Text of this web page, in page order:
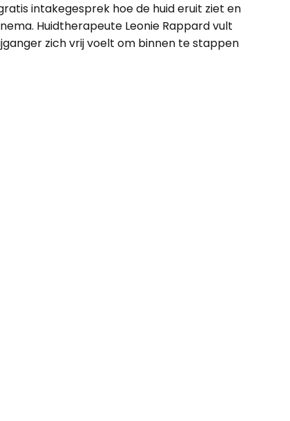
intakegesprek hoe de huid eruit ziet en
Huidtherapeute Leonie Rappard vult
zich vrij voelt om binnen te stappen